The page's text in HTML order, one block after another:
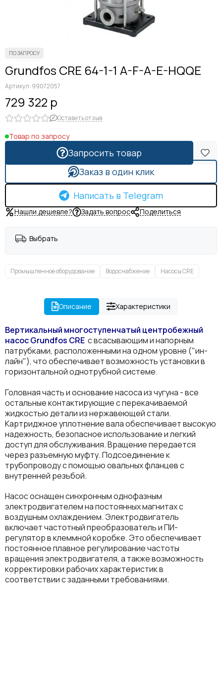
Grundfos CRE 64-1-1 A-F-A-E-HQQE
Артикул: 99072057
729 322 р
Оставить отзыв
Товар по запросу
Запросить товар
Заказ в один клик
Написать в Telegram
Нашли дешевле? Задать вопрос Поделиться
Выбрать
Промышленное оборудование Водоснабжение Насосы CRE
Описание Характеристики
Вертикальный многоступенчатый центробежный
насос Grundfos CRE с всасывающим и напорным
патрубками, расположенными на одном уровне ("ин-
лайн"), что обеспечивает возможность установки в
горизонтальной однотрубной системе.
Головная часть и основание насоса из чугуна - все
остальные контактирующие с перекачиваемой
жидкостью детали из нержавеющей стали.
Картриджное уплотнение вала обеспечивает высокую
надежность, безопасное использование и легкий
доступ для обслуживания. Вращение передается
через разъемную муфту. Подсоединение к
трубопроводу с помощью овальных фланцев с
внутренней резьбой.
Насос оснащен синхронным однофазным
электродвигателем на постоянных магнитах с
воздушным охлаждением. Электродвигатель
включает частотный преобразователь и ПИ-
регулятор в клеммной коробке. Это обеспечивает
постоянное плавное регулирование частоты
вращения электродвигателя, а также возможность
корректировки рабочих характеристик в
соответствии с заданными требованиями.